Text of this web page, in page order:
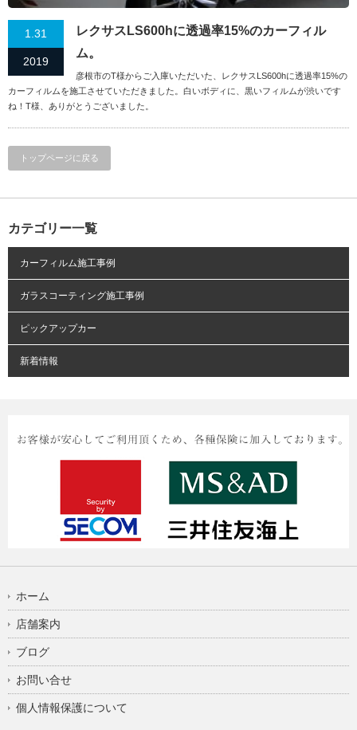
1.31
2019
レクサスLS600hに透過率15%のカーフィル
ム。
彦根市のT様からご入庫いただいた、レクサスLS600hに透過率15%の
カーフィルムを施工させていただきました。白いボディに、黒いフィルムが渋いです
ね！T様、ありがとうございました。
トップページに戻る
カテゴリー一覧
カーフィルム施工事例
ガラスコーティング施工事例
ピックアップカー
新着情報
ホーム
店舗案内
ブログ
お問い合せ
個人情報保護について